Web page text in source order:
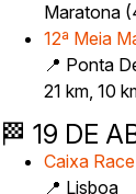
Maratona
12ª Meia
📍 Ponta
21 km, 10
🏁 19 DE
Caixa
📍 Lisboa